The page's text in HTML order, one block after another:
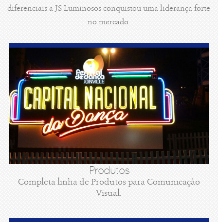
diferenciais a JS Luminosos conquistou uma liderança forte
no mercado.
Produtos
Completa linha de Produtos para Comunicaçào
Visual.